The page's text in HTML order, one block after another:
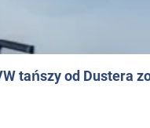
tańszy od Dustera